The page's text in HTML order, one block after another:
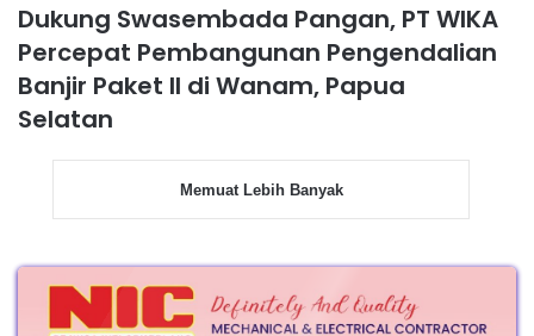
Dukung Swasembada Pangan, PT WIKA
Percepat Pembangunan Pengendalian
Banjir Paket II di Wanam, Papua
Selatan
Memuat Lebih Banyak